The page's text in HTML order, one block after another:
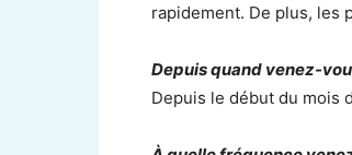
rapidement. De plus, les
Depuis quand venez-
Depuis le début du mois